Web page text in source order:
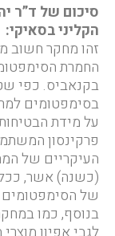
סיכום של ד”ר
הקליני בסאיקי:
זהו מחקר חשוב
החמרת
בקנאביס. כפי
בסימפטומים
על מידת
פרקינסון
העיקריים של
(כשנה) אשר,
של
בנוסף, כמו